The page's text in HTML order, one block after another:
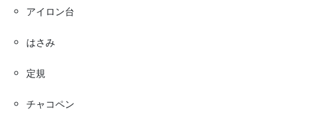
アイロン台
はさみ
定規
チャコペン